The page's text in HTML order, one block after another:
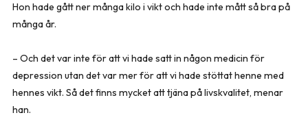
Hon hade gått ner många kilo i vikt och hade inte mått så bra på
många år.
– Och det var inte för att vi hade satt in någon medicin för
depression utan det var mer för att vi hade stöttat henne med
hennes vikt. Så det finns mycket att tjäna på livskvalitet, menar
han.